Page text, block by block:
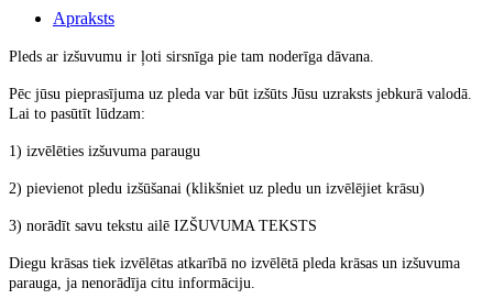
Apraksts
Pleds ar izšuvumu ir ļoti sirsnīga pie tam noderīga dāvana.
Pēc jūsu pieprasījuma uz pleda var būt izšūts Jūsu uzraksts jebkurā valodā.
Lai to pasūtīt lūdzam:
1) izvēlēties izšuvuma paraugu
2) pievienot pledu izšūšanai (klikšniet uz pledu un izvēlējiet krāsu)
3) norādīt savu tekstu ailē IZŠUVUMA TEKSTS
Diegu krāsas tiek izvēlētas atkarībā no izvēlētā pleda krāsas un izšuvuma
parauga, ja nenorādīja citu informāciju.